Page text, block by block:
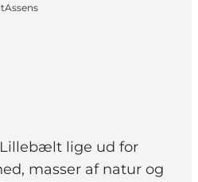
lige ud for
masser af natur og